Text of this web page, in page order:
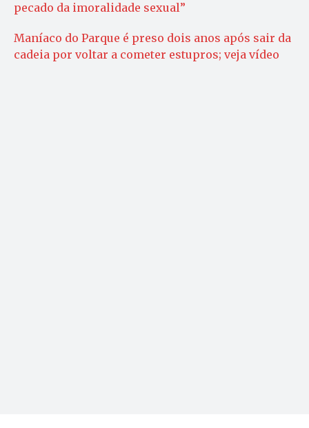
pecado da imoralidade sexual”
Maníaco do Parque é preso dois anos após sair da
cadeia por voltar a cometer estupros; veja vídeo